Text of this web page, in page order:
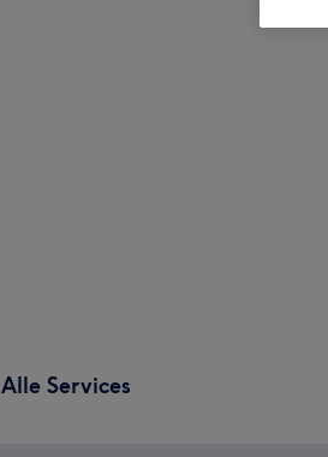
Alle Services